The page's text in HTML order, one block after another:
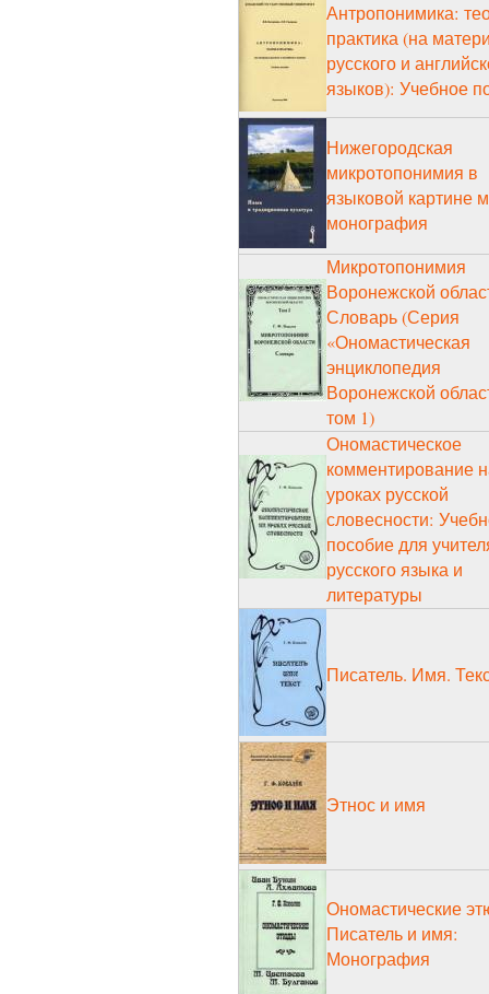
Антропонимика:
практика (на
русского и
языков): Учебное
Нижегородская
микротопонимия в
языковой картине
монография
Микротопонимия
Воронежской
Словарь (Серия
«Ономастическая
энциклопедия
Воронежской
том 1)
Ономастическое
комментирование
уроках русской
словесности:
пособие для
русского языка и
литературы
Писатель. Имя.
Этнос и имя
Ономастические
Писатель и имя:
Монография